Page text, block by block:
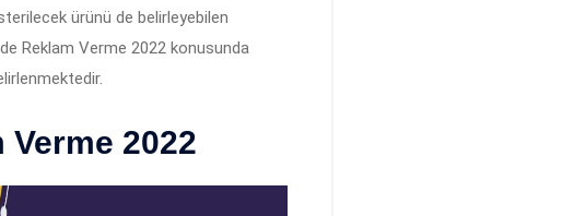
ürünü de belirleyebilen
Reklam Verme 2022 konusunda
Verme 2022